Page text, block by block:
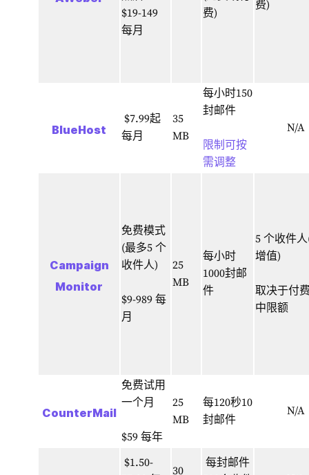
$19-149
每月
费)
费)
BlueHost
$7.99起
每月
35
MB
每小时150
封邮件
限制可按
需调整
N/A
Campaign
Monitor
免费模式
(最多5 个
收件人)
$9-989 每
月
25
MB
每小时
1000封邮
件
5 个收件
增值)
取决于付
中限额
CounterMail
免费试用
一个月
$59 每年
25
MB
每120秒10
封邮件
N/A
$1.50-
30
每封邮件